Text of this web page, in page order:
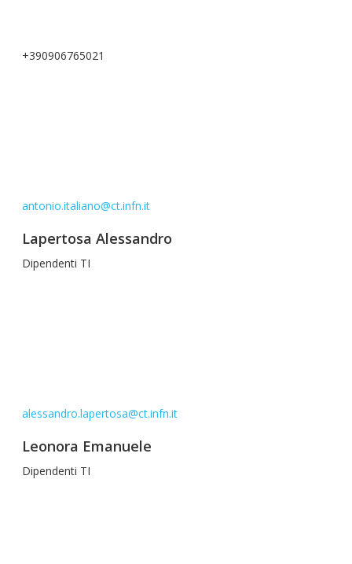
+390906765021
antonio.italiano@ct.infn.it
Lapertosa Alessandro
Dipendenti TI
alessandro.lapertosa@ct.infn.it
Leonora Emanuele
Dipendenti TI